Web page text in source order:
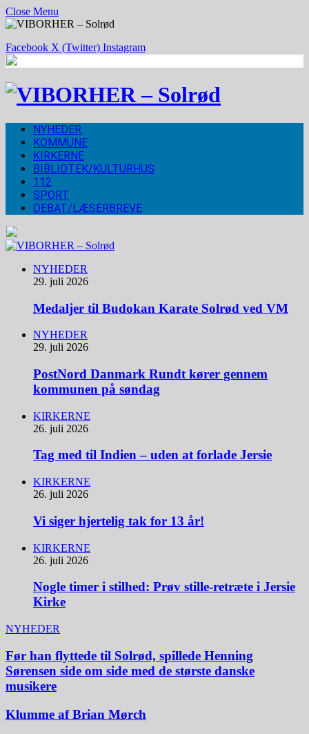
Close Menu
Facebook X (Twitter) Instagram
NYHEDER
KOMMUNE
KIRKERNE
BIBLIOTEK/KULTURHUS
112
SPORT
DEBAT/LÆSERBREVE
NYHEDER
29. juli 2026
Medaljer til Budokan Karate Solrød ved VM
NYHEDER
29. juli 2026
PostNord Danmark Rundt kører gennem
kommunen på søndag
KIRKERNE
26. juli 2026
Tag med til Indien – uden at forlade Jersie
KIRKERNE
26. juli 2026
Vi siger hjertelig tak for 13 år!
KIRKERNE
26. juli 2026
Nogle timer i stilhed: Prøv stille-retræte i Jersie
Kirke
NYHEDER
Før han flyttede til Solrød, spillede Henning
Sørensen side om side med de største danske
musikere
Klumme af Brian Mørch